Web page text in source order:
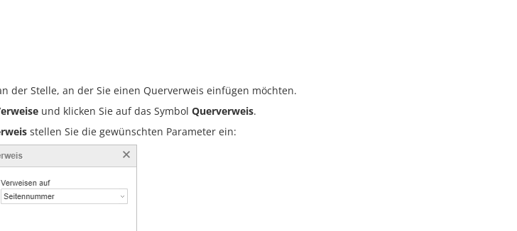
der Stelle, an der Sie einen Querverweis einfügen möchten.
und klicken Sie auf das Symbol Querverweis.
stellen Sie die gewünschten Parameter ein: